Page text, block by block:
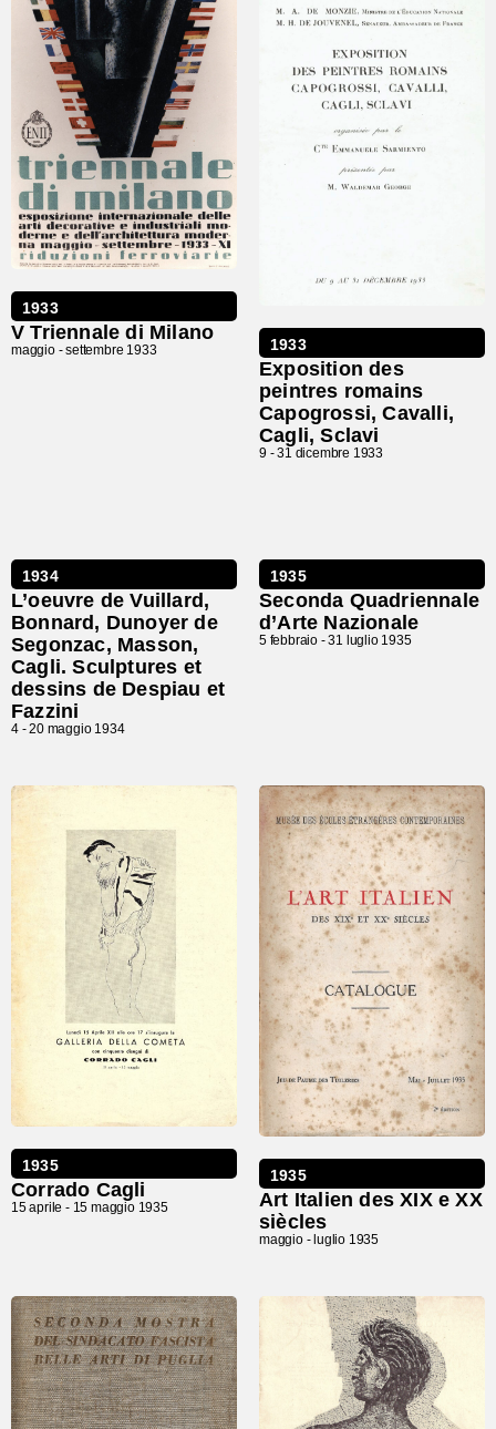
1933
V Triennale di Milano
maggio -settembre 1933 1933
Exposition des
peintres romains
Capogrossi, Cavalli,
Cagli, Sclavi
9 -31 dicembre 1933
1934
L’oeuvre de Vuillard,
Bonnard, Dunoyer de
Segonzac, Masson,
Cagli. Sculptures et
dessins de Despiau et
Fazzini
4 -20 maggio 1934
1935
Seconda Quadriennale
d’Arte Nazionale
5 febbraio -31 luglio 1935
1935
Corrado Cagli
15 aprile - 15 maggio 1935
1935
Art Italien des XIX e XX
siècles
maggio -luglio 1935